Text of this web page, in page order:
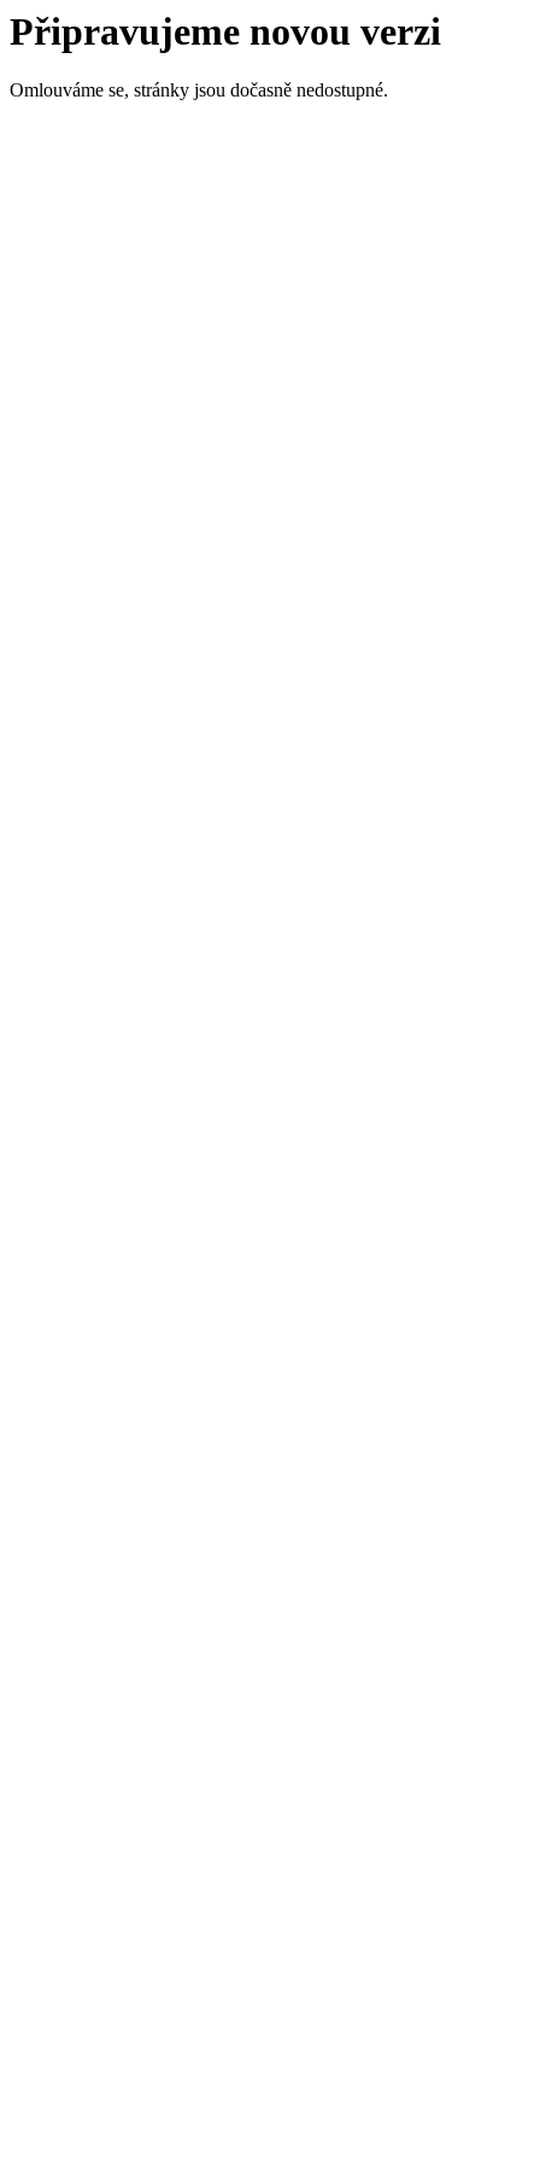
Připravujeme novou verzi
Omlouváme se, stránky jsou dočasně nedostupné.